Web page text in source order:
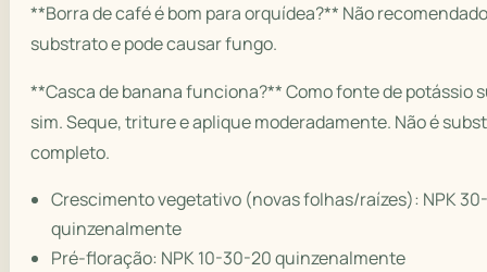
**Borra de café é bom para orquídea?** Não
substrato e pode causar fungo.
**Casca de banana funciona?** Como fonte de potássio
sim. Seque, triture e aplique moderadamente. Não é
completo.
Crescimento vegetativo (novas folhas/raízes): NPK
quinzenalmente
Pré-floração: NPK 10-30-20 quinzenalmente